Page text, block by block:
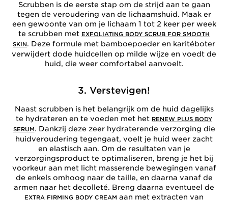
Scrubben is de eerste stap om de strijd aan te gaan
tegen de veroudering van de lichaamshuid. Maak er
een gewoonte van om je lichaam 1 tot 2 keer per week
te scrubben met EXFOLIATING BODY SCRUB FOR SMOOTH
SKIN. Deze formule met bamboepoeder en karitéboter
verwijdert dode huidcellen op milde wijze en voedt de
huid, die weer comfortabel aanvoelt.
3. Verstevigen!
Naast scrubben is het belangrijk om de huid dagelijks
te hydrateren en te voeden met het RENEW PLUS BODY
SERUM. Dankzij deze zeer hydraterende verzorging die
huidveroudering tegengaat, voelt je huid weer zacht
en elastisch aan. Om de resultaten van je
verzorgingsproduct te optimaliseren, breng je het bij
voorkeur aan met licht masserende bewegingen vanaf
de enkels omhoog naar de taille, en daarna vanaf de
armen naar het decolleté. Breng daarna eventueel de
EXTRA FIRMING BODY CREAM aan met extracten van